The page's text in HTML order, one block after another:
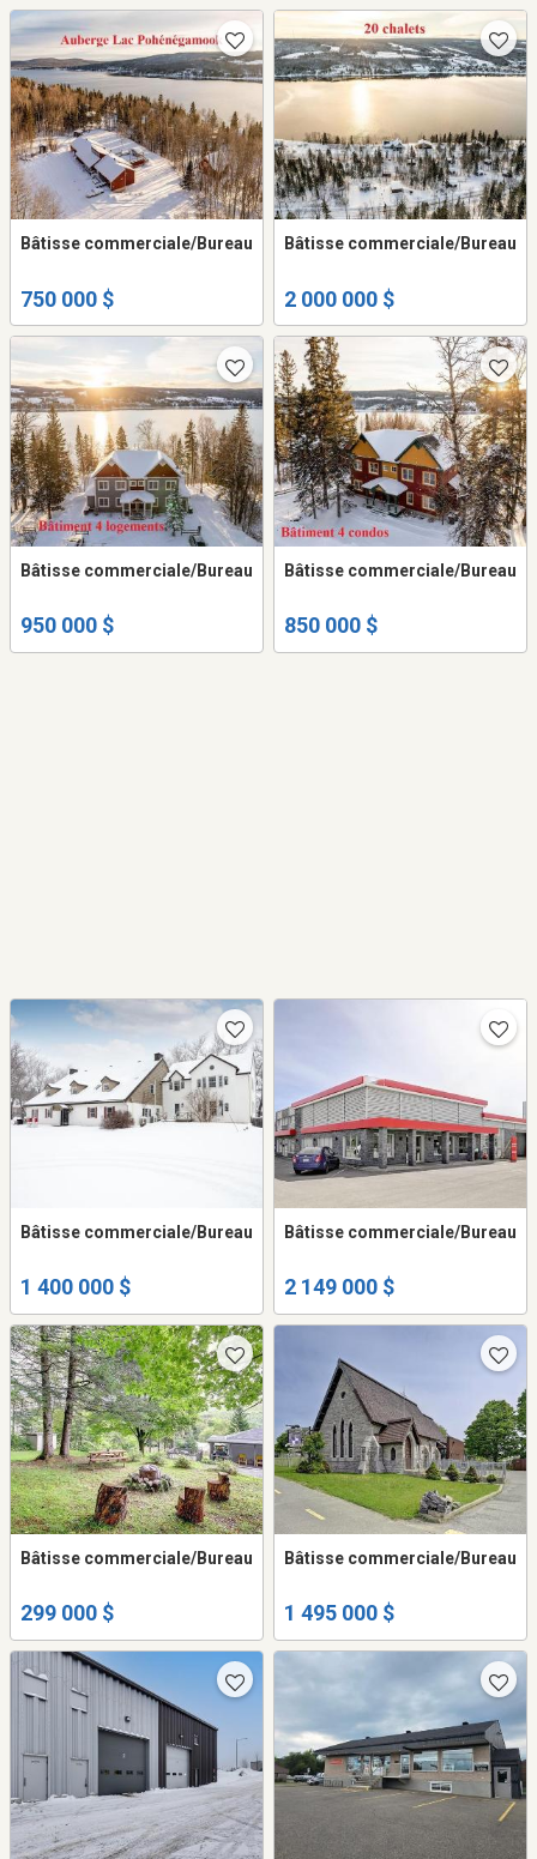
Bâtisse commerciale/Bureau
750 000 $
Bâtisse commerciale/Bureau
2 000 000 $
Bâtisse commerciale/Bureau
950 000 $
Bâtisse commerciale/Bureau
850 000 $
Bâtisse commerciale/Bureau
1 400 000 $
Bâtisse commerciale/Bureau
2 149 000 $
Bâtisse commerciale/Bureau
299 000 $
Bâtisse commerciale/Bureau
1 495 000 $